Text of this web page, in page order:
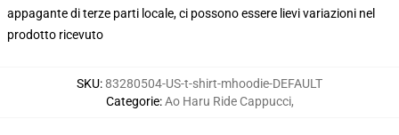
appagante di terze parti locale, ci possono essere lievi variazioni nel
prodotto ricevuto
SKU:83280504-US-t-shirt-mhoodie-DEFAULT
Categorie:Ao Haru Ride Cappucci,